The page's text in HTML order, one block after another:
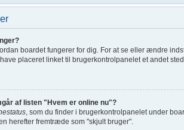
boardet fungerer for dig. For at se eller ændre
placeret linket til brugerkontrolpanelet et andet
af listen "Hvem er online nu"?
, som du finder i brugerkontrolpanelet under
herefter fremtræde som "skjult bruger".